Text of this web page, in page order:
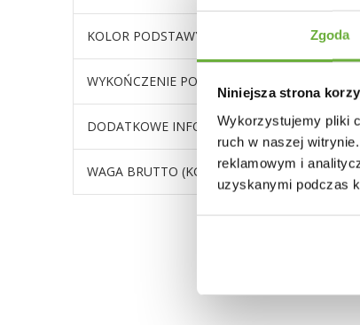
Zgoda
Niniejsza strona
Wykorzystujemy pliki
ruch w naszej
reklamowym i
uzyskanymi podczas
KOLOR PODSTAWY
WYKOŃCZENIE PODSTAWY
DODATKOWE INFORMACJE
WAGA BRUTTO (KG) 50